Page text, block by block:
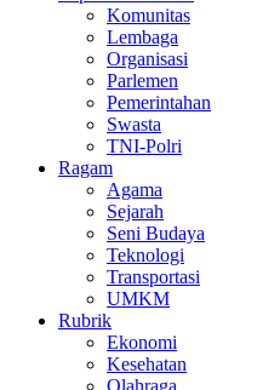
Komunitas
Lembaga
Organisasi
Parlemen
Pemerintahan
Swasta
TNI-Polri
Ragam
Agama
Sejarah
Seni Budaya
Teknologi
Transportasi
UMKM
Rubrik
Ekonomi
Kesehatan